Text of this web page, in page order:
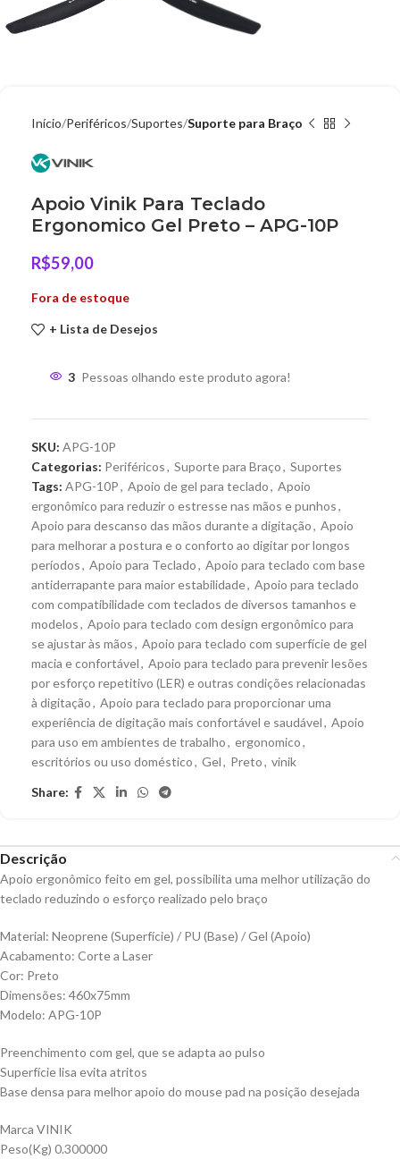
Início Periféricos Suportes Suporte para Braço
Apoio Vinik Para Teclado
Ergonomico Gel Preto – APG-10P
R$59,00
Fora de estoque
+ Lista de Desejos
3 Pessoas olhando este produto agora!
SKU: APG-10P
Categorias: Periféricos, Suporte para Braço, Suportes
Tags: APG-10P, Apoio de gel para teclado, Apoio
ergonômico para reduzir o estresse nas mãos e punhos,
Apoio para descanso das mãos durante a digitação, Apoio
para melhorar a postura e o conforto ao digitar por longos
períodos, Apoio para Teclado, Apoio para teclado com base
antiderrapante para maior estabilidade, Apoio para teclado
com compatibilidade com teclados de diversos tamanhos e
modelos, Apoio para teclado com design ergonômico para
se ajustar às mãos, Apoio para teclado com superfície de gel
macia e confortável, Apoio para teclado para prevenir lesões
por esforço repetitivo (LER) e outras condições relacionadas
à digitação, Apoio para teclado para proporcionar uma
experiência de digitação mais confortável e saudável, Apoio
para uso em ambientes de trabalho, ergonomico,
escritórios ou uso doméstico, Gel, Preto, vinik
Share:
Descrição
Apoio ergonômico feito em gel, possibilita uma melhor utilização do
teclado reduzindo o esforço realizado pelo braço
Material: Neoprene (Superfície) / PU (Base) / Gel (Apoio)
Acabamento: Corte a Laser
Cor: Preto
Dimensões: 460x75mm
Modelo: APG-10P
Preenchimento com gel, que se adapta ao pulso
Superfície lisa evita atritos
Base densa para melhor apoio do mouse pad na posição desejada
Marca VINIK
Peso(Kg) 0.300000